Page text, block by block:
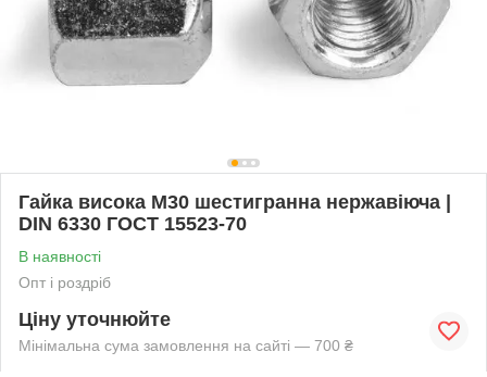
Гайка висока М30 шестигранна нержавіюча |
DIN 6330 ГОСТ 15523-70
В наявності
Опт і роздріб
Ціну уточнюйте
Мінімальна сума замовлення на сайті — 700 ₴